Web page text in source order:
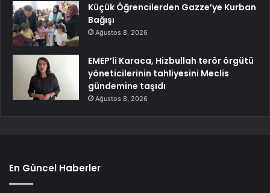
Küçük Öğrencilerden Gazze’ye Kurban
Bağışı
Ağustos 8, 2026
EMEP’li Karaca, Hizbullah terör örgütü
yöneticilerinin tahliyesini Meclis
gündemine taşıdı
Ağustos 8, 2026
En Güncel Haberler